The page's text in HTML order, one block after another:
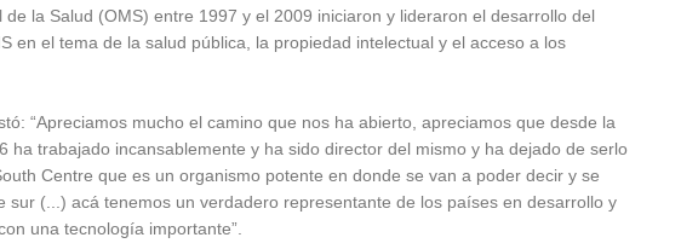
la Salud (OMS) entre 1997 y el 2009 iniciaron y lideraron el desarrollo del
en el tema de la salud pública, la propiedad intelectual y el acceso a los
“Apreciamos mucho el camino que nos ha abierto, apreciamos que desde la
ha trabajado incansablemente y ha sido director del mismo y ha dejado de serlo
Centre que es un organismo potente en donde se van a poder decir y se
sur (...) acá tenemos un verdadero representante de los países en desarrollo y
una tecnología importante”.